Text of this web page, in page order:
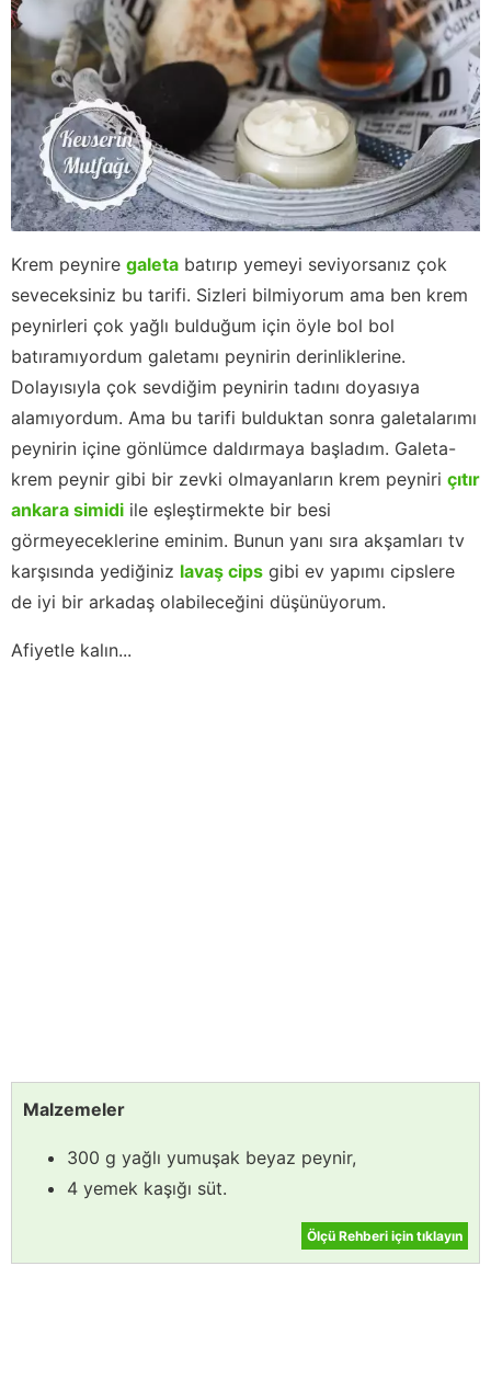
Krem peynire galeta batırıp yemeyi seviyorsanız çok
seveceksiniz bu tarifi. Sizleri bilmiyorum ama ben krem
peynirleri çok yağlı bulduğum için öyle bol bol
batıramıyordum galetamı peynirin derinliklerine.
Dolayısıyla çok sevdiğim peynirin tadını doyasıya
alamıyordum. Ama bu tarifi bulduktan sonra galetalarımı
peynirin içine gönlümce daldırmaya başladım. Galeta-
krem peynir gibi bir zevki olmayanların krem peyniri çıtır
ankara simidi ile eşleştirmekte bir besi
görmeyeceklerine eminim. Bunun yanı sıra akşamları tv
karşısında yediğiniz lavaş cips gibi ev yapımı cipslere
de iyi bir arkadaş olabileceğini düşünüyorum.
Afiyetle kalın...
Malzemeler
300 g yağlı yumuşak beyaz peynir,
4 yemek kaşığı süt.
Ölçü Rehberi için tıklayın